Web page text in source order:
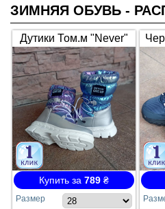
ЗИМНЯЯ ОБУВЬ -
Дутики Том.м "Never"
Т10797Н, Purple
Купить за 789 ₴
Размер